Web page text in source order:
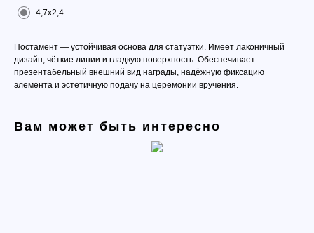
4,7х2,4
Постамент — устойчивая основа для статуэтки. Имеет лаконичный
дизайн, чёткие линии и гладкую поверхность. Обеспечивает
презентабельный внешний вид награды, надёжную фиксацию
элемента и эстетичную подачу на церемонии вручения.
Вам может быть интересно